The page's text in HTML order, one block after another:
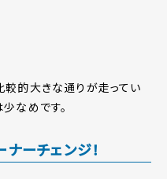
較的大きな通りが走ってい
なめです。
ーチェンジ！